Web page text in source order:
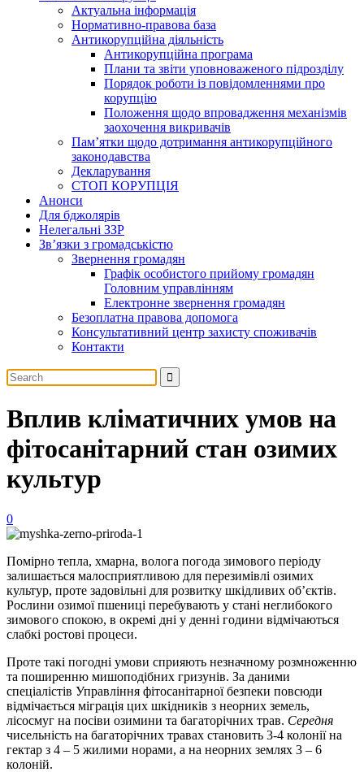
Актуальна інформація
Нормативно-правова база
Антикорупційна діяльність
Антикорупційна програма
Плани та звіти уповноваженого підрозділу
Порядок роботи із повідомленнями про
корупцію
Положення щодо впровадження механізмів
заохочення викривачів
Пам’ятки щодо дотримання антикорупційного
законодавства
Декларування
СТОП КОРУПЦІЯ
Анонси
Для бджолярів
Нелегальні ЗЗР
Зв’язки з громадськістю
Звернення громадян
Графік особистого прийому громадян
Головним управлінням
Електронне звернення громадян
Безоплатна правова допомога
Консультативний центр захисту споживачів
Контакти
Вплив кліматичних умов на
фітосанітарний стан озимих
культур
0
Помірно тепла, хмарна, волога погода зимового періоду
залишається малосприятливою для перезимівлі озимих
культур, проте задовільні для розвитку шкідливих об’єктів.
Рослини озимої пшениці перебувають у стані неглибокого
зимового спокою, в окремі дні у денні години відмічаються
слабкі ростові процеси.
Проте такі погодні умови сприяють незначному розмноженню
та поширенню мишоподібних гризунів. За даними
спеціалістів Управління фітосанітарної безпеки повсюди
відмічається міграція цих шкідників з неорних земель,
лісосмуг на посіви озимини та багаторічних трав. Середня
чисельність на багаторічних травах становить 3-4 колонії на
гектар з 4 – 5 жилими норами, а на неорних землях 3 – 6
колоній.